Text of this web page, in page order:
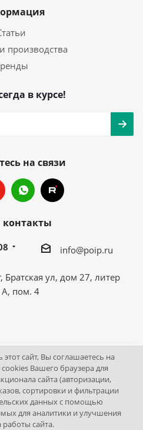
производства
в курсе!
на связи
info@poip.ru
Братская ул, дом 27, литер
А, пом. 4
оборудование Интернет
Братская ул, дом 27, литер А,
4
сайт, Вы соглашаетесь на
Вашего браузера для
сайта (авторизации,
сортировки и фильтрации
данных с помощью
для аналитики и улучшения
работы сайта.